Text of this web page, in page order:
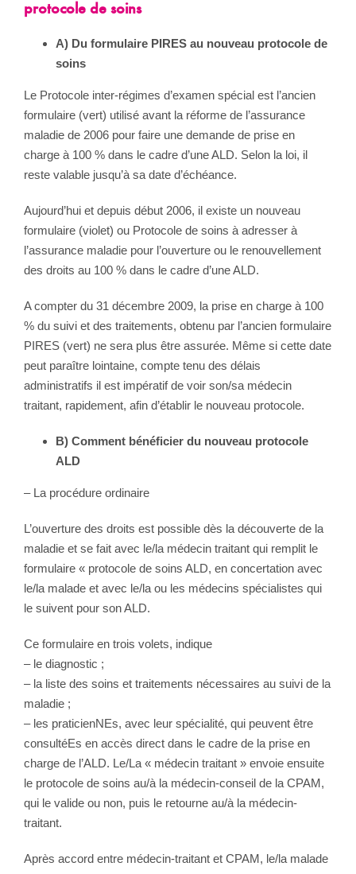
protocole de soins
A) Du formulaire PIRES au nouveau protocole de
soins
Le Protocole inter-régimes d’examen spécial est l’ancien
formulaire (vert) utilisé avant la réforme de l’assurance
maladie de 2006 pour faire une demande de prise en
charge à 100 % dans le cadre d’une ALD. Selon la loi, il
reste valable jusqu’à sa date d’échéance.
Aujourd’hui et depuis début 2006, il existe un nouveau
formulaire (violet) ou Protocole de soins à adresser à
l’assurance maladie pour l’ouverture ou le renouvellement
des droits au 100 % dans le cadre d’une ALD.
A compter du 31 décembre 2009, la prise en charge à 100
% du suivi et des traitements, obtenu par l’ancien formulaire
PIRES (vert) ne sera plus être assurée. Même si cette date
peut paraître lointaine, compte tenu des délais
administratifs il est impératif de voir son/sa médecin
traitant, rapidement, afin d’établir le nouveau protocole.
B) Comment bénéficier du nouveau protocole
ALD
– La procédure ordinaire
L’ouverture des droits est possible dès la découverte de la
maladie et se fait avec le/la médecin traitant qui remplit le
formulaire « protocole de soins ALD, en concertation avec
le/la malade et avec le/la ou les médecins spécialistes qui
le suivent pour son ALD.
Ce formulaire en trois volets, indique
– le diagnostic ;
– la liste des soins et traitements nécessaires au suivi de la
maladie ;
– les praticienNEs, avec leur spécialité, qui peuvent être
consultéEs en accès direct dans le cadre de la prise en
charge de l’ALD. Le/La « médecin traitant » envoie ensuite
le protocole de soins au/à la médecin-conseil de la CPAM,
qui le valide ou non, puis le retourne au/à la médecin-
traitant.
Après accord entre médecin-traitant et CPAM, le/la malade